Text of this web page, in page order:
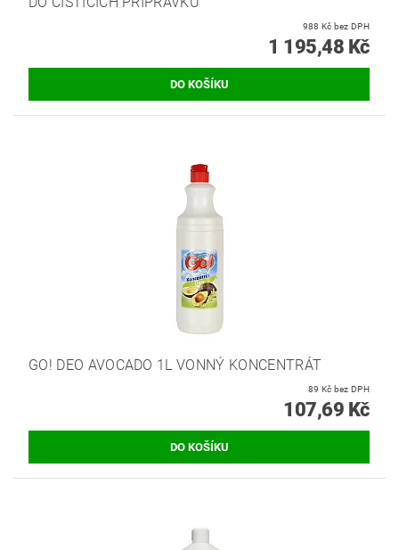
988 Kč bez DPH
1 195,48 Kč
GO! DEO AVOCADO 1L VONNÝ KONCENTRÁT
89 Kč bez DPH
107,69 Kč